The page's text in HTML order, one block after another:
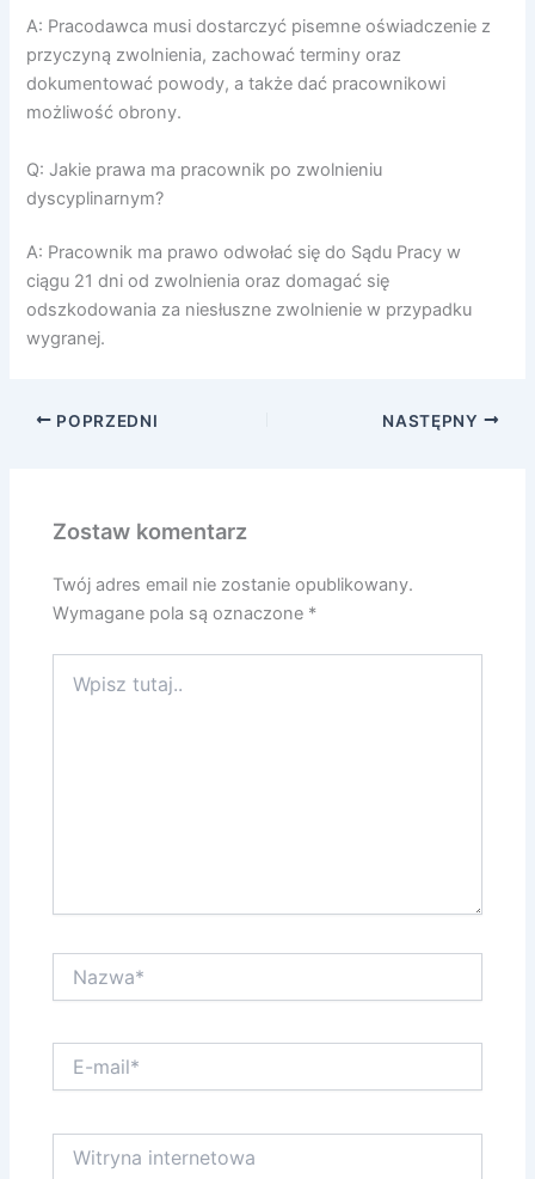
A: Pracodawca musi dostarczyć pisemne oświadczenie z
przyczyną zwolnienia, zachować terminy oraz
dokumentować powody, a także dać pracownikowi
możliwość obrony.
Q: Jakie prawa ma pracownik po zwolnieniu
dyscyplinarnym?
A: Pracownik ma prawo odwołać się do Sądu Pracy w
ciągu 21 dni od zwolnienia oraz domagać się
odszkodowania za niesłuszne zwolnienie w przypadku
wygranej.
POPRZEDNI NASTĘPNY
Zostaw komentarz
Twój adres email nie zostanie opublikowany.
Wymagane pola są oznaczone *
tutaj..
mail*
internetowa